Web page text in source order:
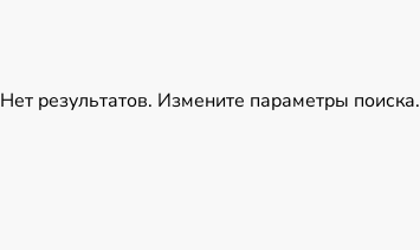
Нет результатов. Измените параметры поиска.